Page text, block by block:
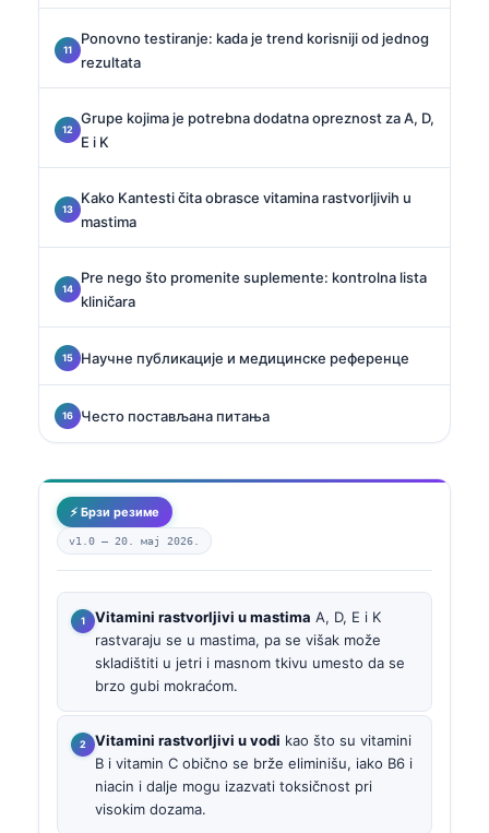
Ponovno testiranje: kada je trend korisniji od jednog
rezultata
Grupe kojima je potrebna dodatna opreznost za A, D,
E i K
Kako Kantesti čita obrasce vitamina rastvorljivih u
mastima
Pre nego što promenite suplemente: kontrolna lista
kliničara
Научне публикације и медицинске референце
Често постављана питања
⚡ Брзи резиме
v1.0 — 20. мај 2026.
Vitamini rastvorljivi u mastima A, D, E i K
rastvaraju se u mastima, pa se višak može
skladištiti u jetri i masnom tkivu umesto da se
brzo gubi mokraćom.
Vitamini rastvorljivi u vodi kao što su vitamini
B i vitamin C obično se brže eliminišu, iako B6 i
niacin i dalje mogu izazvati toksičnost pri
visokim dozama.